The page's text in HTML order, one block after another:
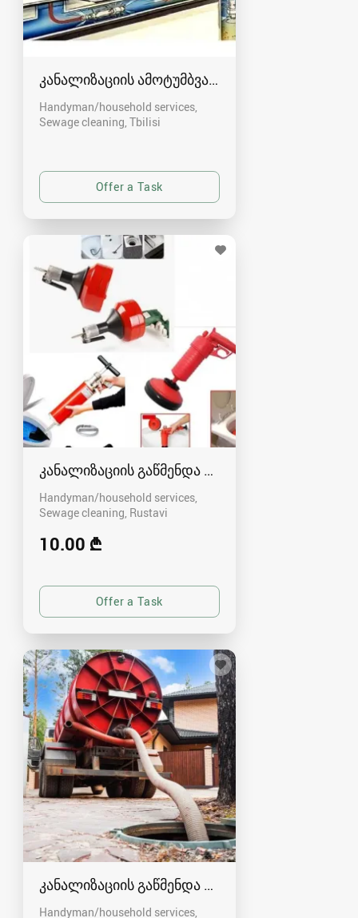
კანალიზაციის ამოტუმბვა, გაწმენდა
Handyman/household services,
Sewage cleaning Tbilisi
კანალიზაციის გაწმენდა რუსთავში - 591004680
Handyman/household services,
Sewage cleaning Rustavi
10.00 ₾
კანალიზაციის გაწმენდა თბილისი 557554000
Handyman/household services,